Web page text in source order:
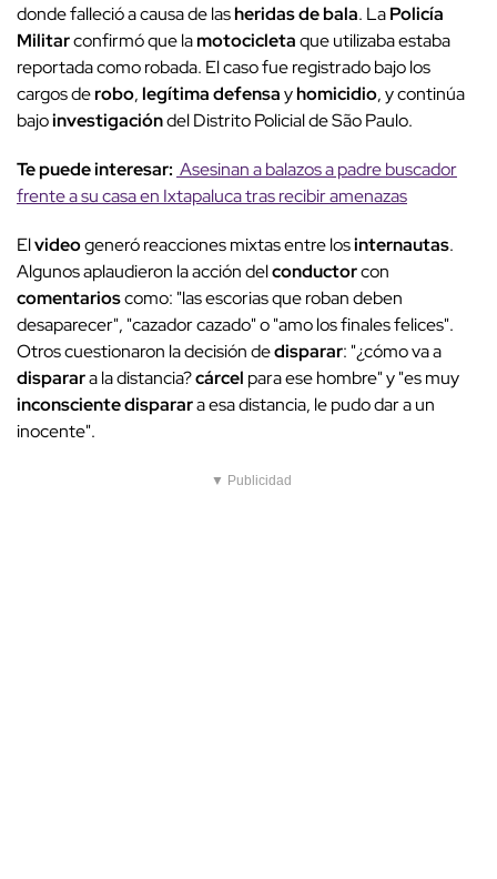
donde falleció a causa de lasheridas de bala. LaPolicía
Militarconfirmó que lamotocicletaque utilizaba estaba
reportada como robada. El caso fue registrado bajo los
cargos derobo,legítima defensayhomicidio, y continúa
bajoinvestigacióndel Distrito Policial de São Paulo.
Te puede interesar: Asesinan a balazos a padre buscador
frente a su casa en Ixtapaluca tras recibir amenazas
Elvideogeneró reacciones mixtas entre losinternautas.
Algunos aplaudieron la acción delconductorcon
comentarioscomo: "las escorias que roban deben
desaparecer", "cazador cazado" o "amo los finales felices".
Otros cuestionaron la decisión dedisparar: "¿cómo va a
disparara la distancia?cárcel para ese hombre" y "es muy
inconscientedisparara esa distancia, le pudo dar a un
inocente".
▼ Publicidad